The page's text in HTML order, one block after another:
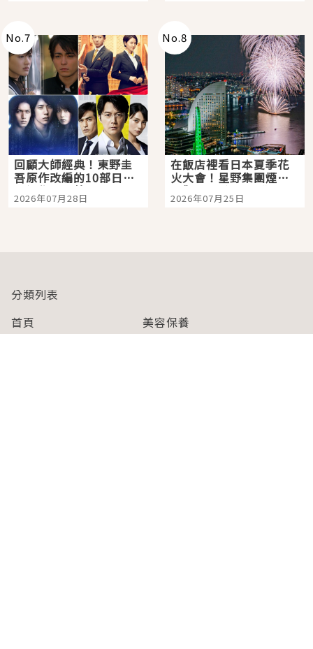
No.7
回顧大師經典！東野圭
吾原作改編的10部日本
影視作品推薦
2026年07月28日
No.8
在飯店裡看日本夏季花
火大會！星野集團煙火
景觀飯店6選，讓你不用
人擠人悠閒欣賞
2026年07月25日
分類列表
首頁
美容保養
潮流
旅遊